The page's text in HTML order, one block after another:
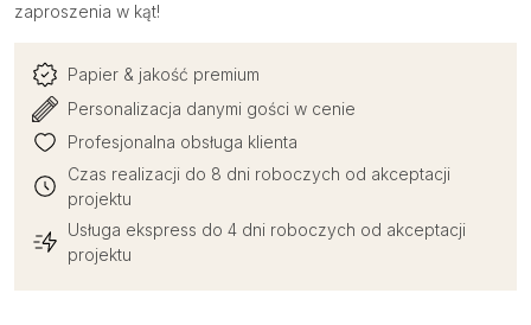
zaproszenia w kąt!
Papier & jakość premium
Personalizacja danymi gości w cenie
Profesjonalna obsługa klienta
Czas realizacji do 8 dni roboczych od akceptacji
projektu
Usługa ekspress do 4 dni roboczych od akceptacji
projektu